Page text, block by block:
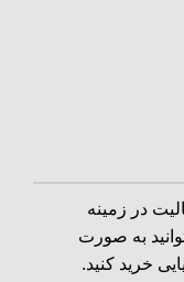
به فعالیت در زمینه
به صورت
خرید کنید.